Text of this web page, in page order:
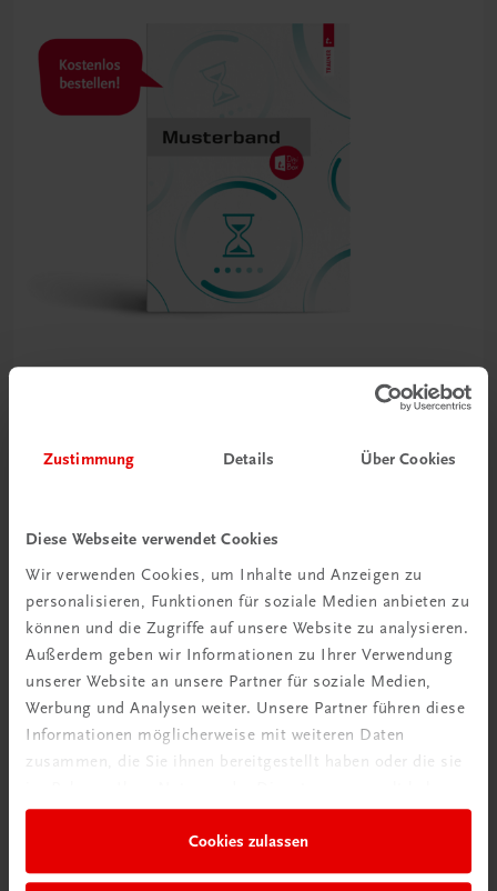
Zustimmung Details Über Cookies
Diese Webseite verwendet Cookies
Wir verwenden Cookies, um Inhalte und Anzeigen zu
personalisieren, Funktionen für soziale Medien anbieten zu
können und die Zugriffe auf unsere Website zu analysieren.
Außerdem geben wir Informationen zu Ihrer Verwendung
unserer Website an unsere Partner für soziale Medien,
Werbung und Analysen weiter. Unsere Partner führen diese
Informationen möglicherweise mit weiteren Daten
zusammen, die Sie ihnen bereitgestellt haben oder die sie
Cookies zulassen
NEUER LEHRPLAN MUSTERBAND
Neuer Lehrplan
Musterbände bestellen